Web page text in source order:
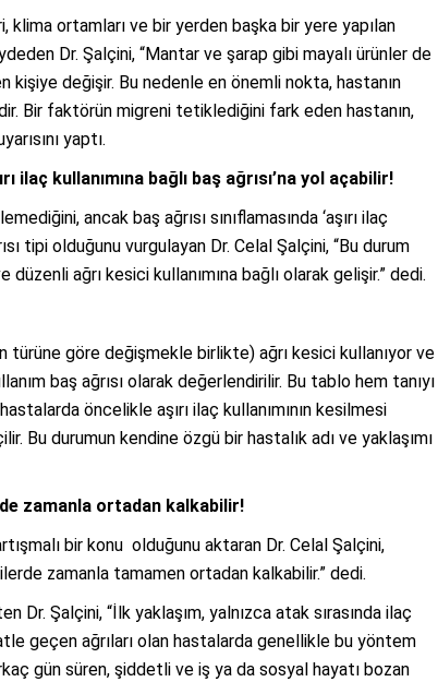
ortamları ve bir yerden başka bir yere yapılan
Dr. Şalçini, “Mantar ve şarap gibi mayalı ürünler de
değişir. Bu nedenle en önemli nokta, hastanın
Bir faktörün migreni tetiklediğini fark eden hastanın,
yaptı.
ilaç kullanımına bağlı baş ağrısı’na yol açabilir!
ancak baş ağrısı sınıflamasında ‘aşırı ilaç
tipi olduğunu vurgulayan Dr. Celal Şalçini, “Bu durum
ağrı kesici kullanımına bağlı olarak gelişir.” dedi.
türüne göre değişmekle birlikte) ağrı kesici kullanıyor ve
baş ağrısı olarak değerlendirilir. Bu tablo hem tanıyı
öncelikle aşırı ilaç kullanımının kesilmesi
Bu durumun kendine özgü bir hastalık adı ve yaklaşımı
zamanla ortadan kalkabilir!
bir konu olduğunu aktaran Dr. Celal Şalçini,
zamanla tamamen ortadan kalkabilir.” dedi.
Şalçini, “İlk yaklaşım, yalnızca atak sırasında ilaç
geçen ağrıları olan hastalarda genellikle bu yöntem
gün süren, şiddetli ve iş ya da sosyal hayatı bozan